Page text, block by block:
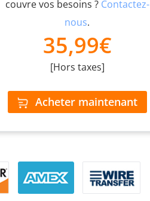
couvre vos besoins ? Contactez-
nous.
35,99€
[Hors taxes]
Acheter maintenant